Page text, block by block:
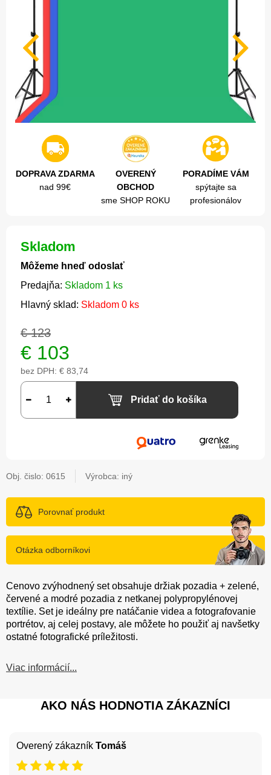
DOPRAVA ZDARMA
nad 99€
OVERENÝ
OBCHOD
sme SHOP ROKU
PORADÍME VÁM
spýtajte sa
profesionálov
Skladom
Môžeme hneď odoslať
Predajňa: Skladom 1 ks
Hlavný sklad: Skladom 0 ks
€ 123
€ 103
bez DPH: € 83,74
Pridať do košíka
Obj. čislo: 0615 Výrobca: iný
Porovnať produkt
Otázka odborníkovi
Cenovo zvýhodnený set obsahuje držiak pozadia + zelené,
červené a modré pozadia z netkanej polypropylénovej
textílie. Set je ideálny pre natáčanie videa a fotografovanie
portrétov, aj celej postavy, ale môžete ho použiť aj navšetky
ostatné fotografické príležitosti.
Viac informácií...
AKO NÁS HODNOTIA ZÁKAZNÍCI
Overený zákazník Tomáš